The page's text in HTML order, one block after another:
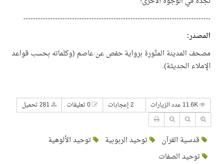
-----------------------------------------------------------------------------
المصدر:
مصحف المدينة المنَّورة برواية حفص عن عاصم (وكلماته بحسب قواعد
الإملاء الحديثة).
2 إعجابات
قدسية القرآن توحيد الربوبية
توحيد الألوهية
توحيد الصفات